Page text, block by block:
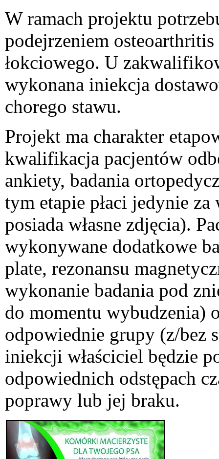
W ramach projektu
podejrzeniem
łokciowego. U
wykonana iniekcja
chorego stawu.
Projekt ma charakter
kwalifikacja pacjentów
ankiety, badania
tym etapie płaci jedynie
posiada własne zdjęcia).
wykonywane dodatkowe
plate, rezonansu
wykonanie badania pod
do momentu wybudzenia)
odpowiednie grupy (z/bez
iniekcji właściciel będzie
odpowiednich odstępach
poprawy lub jej braku.